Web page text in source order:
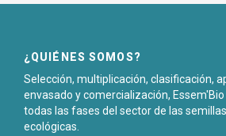
¿QUIÉNES SOMOS?
Selección, multiplicación, clasificación,
envasado y comercialización,
todas las fases del sector de las
ecológicas.